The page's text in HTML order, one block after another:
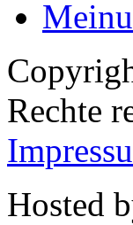
Rechte
Hosted